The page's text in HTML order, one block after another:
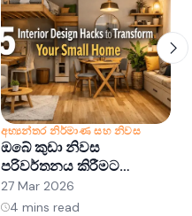
අභ්‍යන්තර නිර්මාණ සහ නිවස
ඔබේ කුඩා නිවස
පරිවර්තනය කිරීමට
අභ්‍යන්තර සැලසුම් හක්ක
5ක්
27 Mar 2026
4 mins read